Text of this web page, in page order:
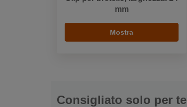
mm
Mostra
Consigliato solo per te